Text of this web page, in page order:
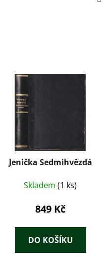
Jenička Sedmihvězdá
Skladem (1 ks)
849 Kč
DO KOŠÍKU